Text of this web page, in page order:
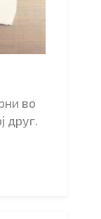
во
друг.